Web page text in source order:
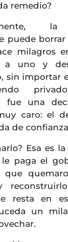
remedio?
puede
milagros
a uno y
sin importar
fue una
caro: el
de
Esa es
paga el
que
resta en
un